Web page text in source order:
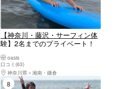
【神奈川・藤沢・サーフィン体
験】2名までのプライベート！
スンoasis
口コミ(63)
神奈川県
湘南・鎌倉
8位